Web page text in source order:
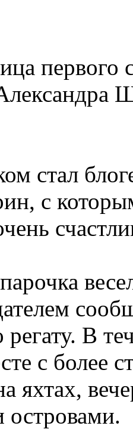
первого
стал
с
регату. В
с более
яхтах,
островами.